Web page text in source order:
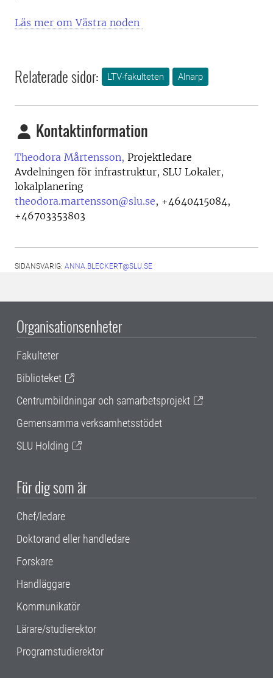
Läs mer om Västra noden
Relaterade sidor: LTV-fakulteten Alnarp
Kontaktinformation
Theodora Mårtensson, Projektledare
Avdelningen för infrastruktur, SLU Lokaler,
lokalplanering
theodora.martensson@slu.se, +4640415084,
+46703353803
SIDANSVARIG: ANNA.BLECKERT@SLU.SE
Organisationsenheter
Fakulteter
Biblioteket
Centrumbildningar och samarbetsprojekt
Gemensamma verksamhetsstödet
SLU Holding
För dig som är
Chef/ledare
Doktorand eller handledare
Forskare
Handläggare
Kommunikatör
Lärare/studierektor
Programstudierektor